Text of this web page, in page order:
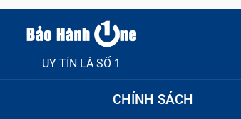
UY TÍN LÀ SỐ 1
CHÍNH SÁCH